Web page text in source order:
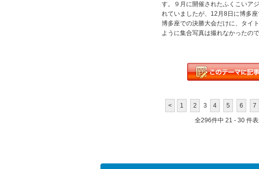
す。９月に開催されたふくこいア
れていましたが、12月8日に博多
博多座での決勝大会だけに、タイ
ように集合写真は撮れなかったの
< 1 2 3 4 5 6 7
全296件中 21 - 30 件